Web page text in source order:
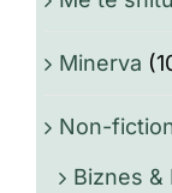
Minerva
Non-
Biznes &